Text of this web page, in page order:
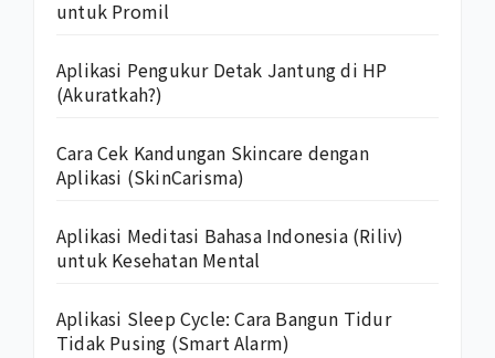
untuk Promil
Aplikasi Pengukur Detak Jantung di HP
(Akuratkah?)
Cara Cek Kandungan Skincare dengan
Aplikasi (SkinCarisma)
Aplikasi Meditasi Bahasa Indonesia (Riliv)
untuk Kesehatan Mental
Aplikasi Sleep Cycle: Cara Bangun Tidur
Tidak Pusing (Smart Alarm)